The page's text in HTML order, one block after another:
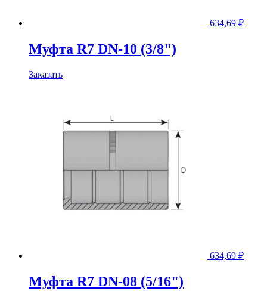
634,69 ₽
Муфта R7 DN-10 (3/8")
Заказать
634,69 ₽
Муфта R7 DN-08 (5/16")